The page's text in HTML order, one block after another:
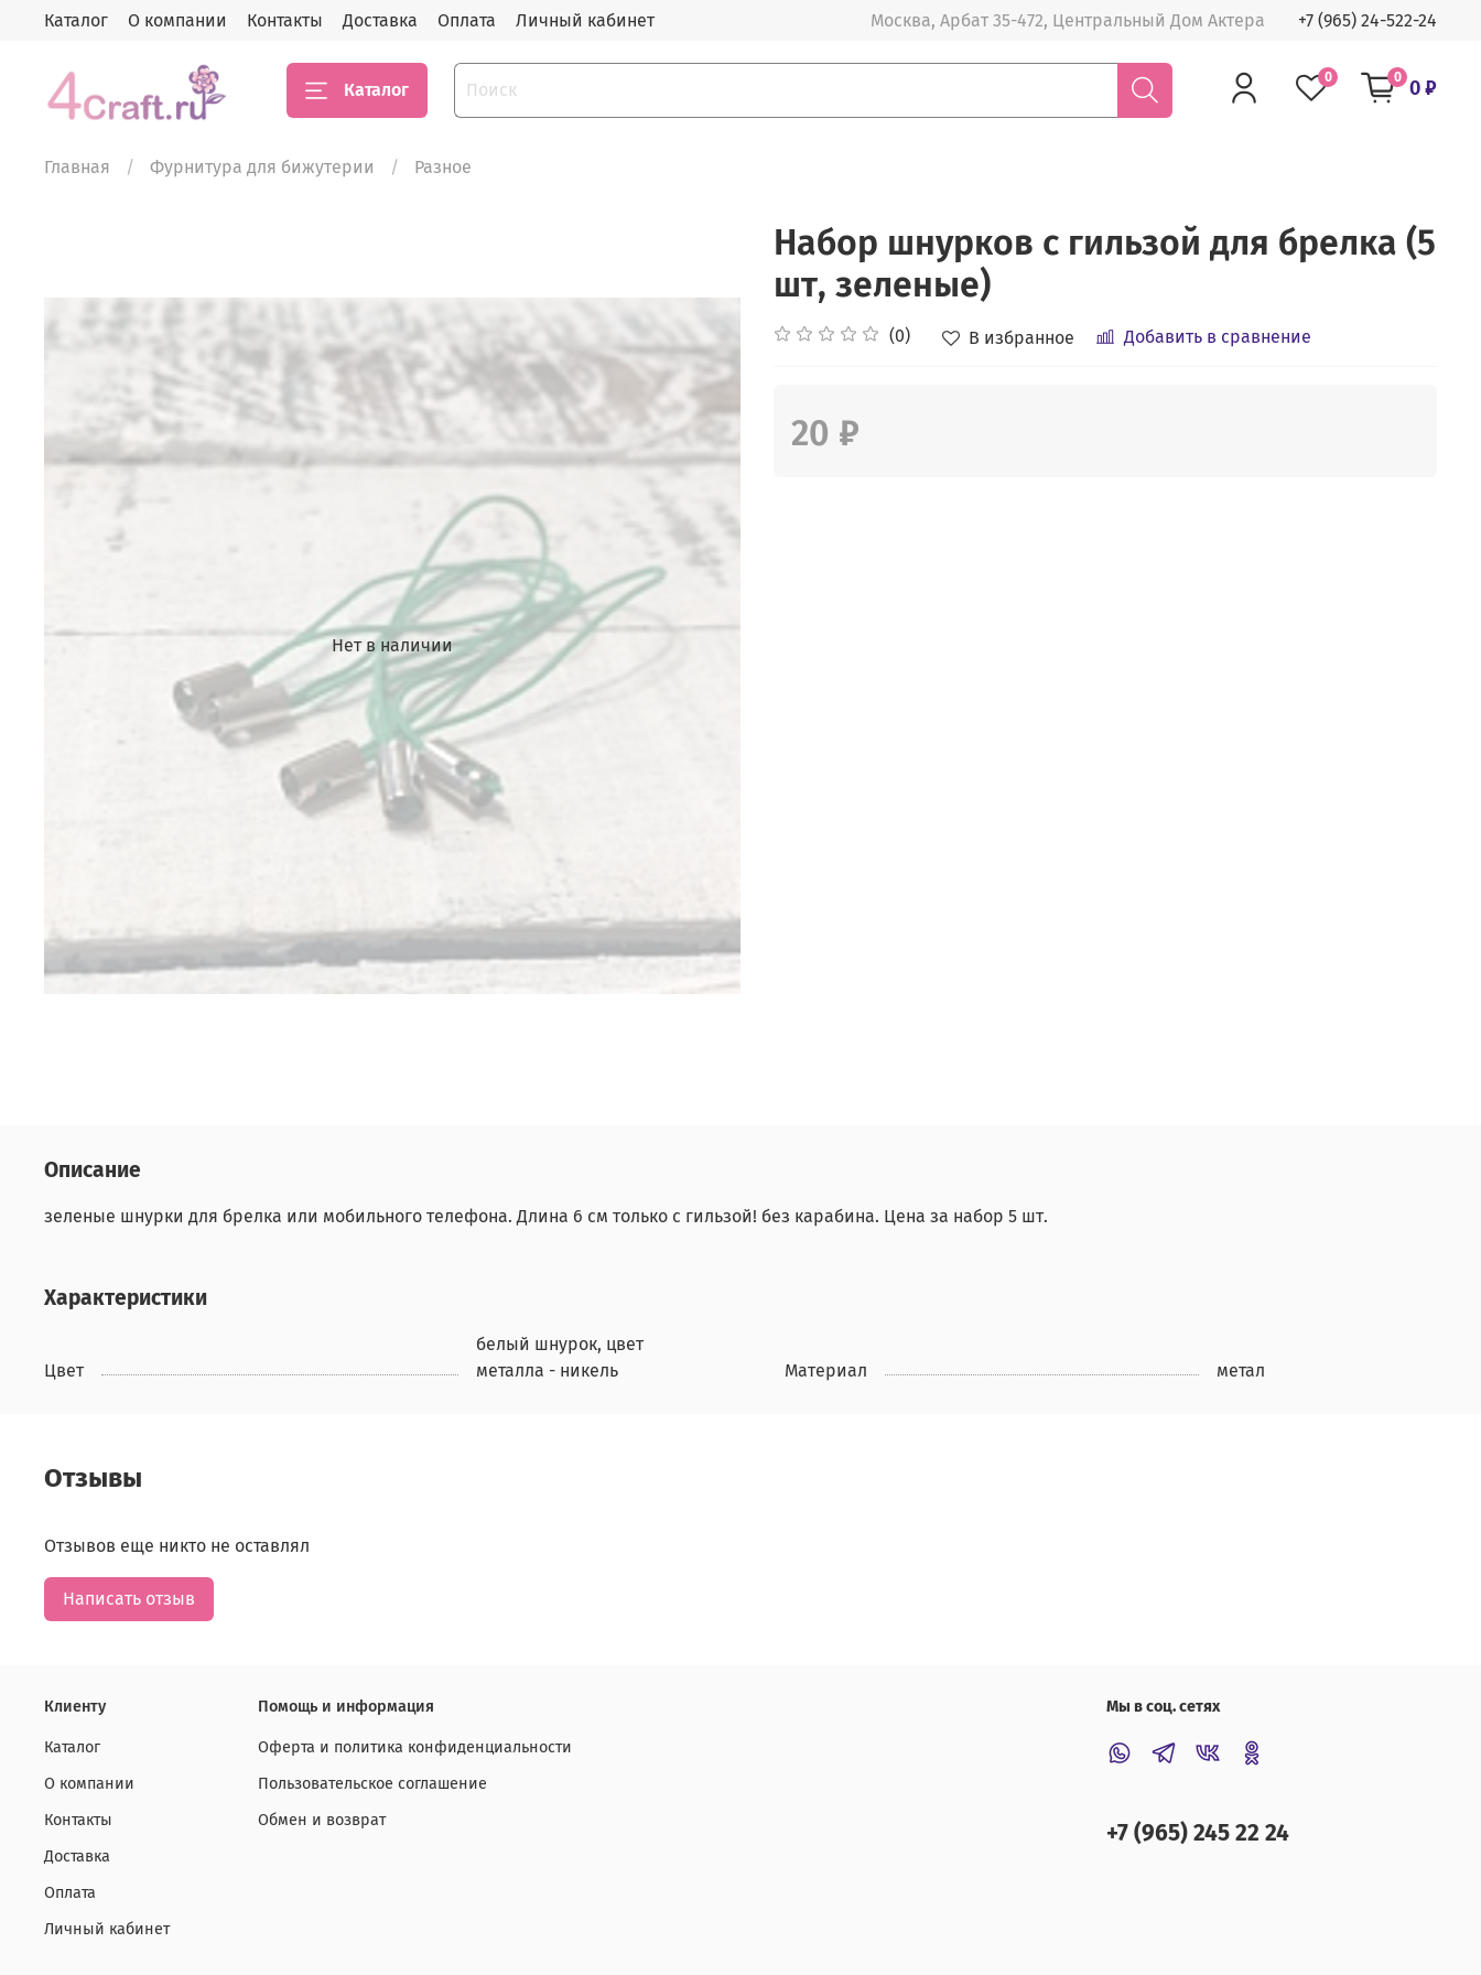
Каталог О компании Контакты Доставка Оплата Личный кабинет Москва, Арбат 35-472, Центральный Дом Актера +7 (965) 24-522-24
Каталог
0 0 0 ₽
Главная Фурнитура для бижутерии Разное
Нет в наличии
Набор шнурков с гильзой для брелка (5
шт, зеленые)
(0) В избранное Добавить в сравнение
20 ₽
Описание
зеленые шнурки для брелка или мобильного телефона. Длина 6 см только с гильзой! без карабина. Цена за набор 5 шт.
Характеристики
Цвет
белый шнурок, цвет
металла - никель
Материал метал
Отзывы
Отзывов еще никто не оставлял
Написать отзыв
Клиенту
Каталог
О компании
Контакты
Доставка
Оплата
Личный кабинет
Помощь и информация
Оферта и политика конфиденциальности
Пользовательское соглашение
Обмен и возврат
Мы в соц. сетях
+7 (965) 245 22 24